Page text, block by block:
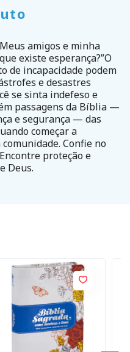
amigos e minha
existe esperança?”O
de incapacidade podem
e desastres
se sinta indefeso e
passagens da Bíblia —
e segurança — das
começar a
Confie no
proteção e
Deus.